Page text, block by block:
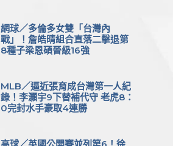
網球／多倫多女雙「台灣內
戰」！詹皓晴組合直落二擊退第
8種子梁恩碩晉級16強
MLB／逼近張育成台灣第一人紀
錄！李灝宇9下替補代守 老虎8：
0完封水手豪取4連勝